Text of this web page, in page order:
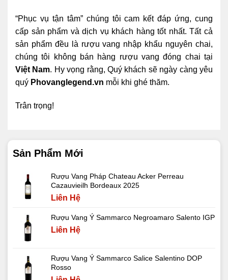
“Phục vụ tận tâm” chúng tôi cam kết đáp ứng, cung
cấp sản phẩm và dịch vụ khách hàng tốt nhất. Tất cả
sản phẩm đều là rượu vang nhập khẩu nguyên chai,
chúng tôi không bán hàng rượu vang đóng chai tại
Việt Nam. Hy vọng rằng, Quý khách sẽ ngày càng yêu
quý Phovanglegend.vn mỗi khi ghé thăm.
Trân trọng!
Sản Phẩm Mới
Rượu Vang Pháp Chateau Acker Perreau
Cazauvieilh Bordeaux 2025
Liên Hệ
Rượu Vang Ý Sammarco Negroamaro Salento IGP
Liên Hệ
Rượu Vang Ý Sammarco Salice Salentino DOP
Rosso